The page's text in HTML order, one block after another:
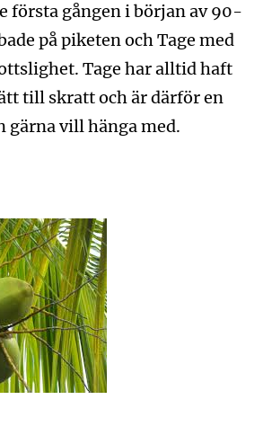
första gången i början av 90-
på piketen och Tage med
Tage har alltid haft
till skratt och är därför en
gärna vill hänga med.